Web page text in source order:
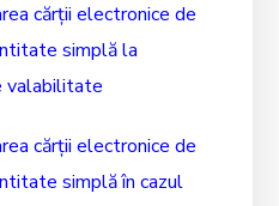
cărții electronice de
simplă la
valabilitate
cărții electronice de
simplă în cazul